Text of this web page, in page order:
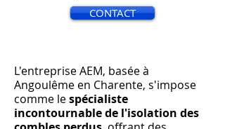
CONTACT
L'entreprise AEM, basée à
Angoulême en Charente, s'impose
comme lespécialiste
incontournable de l'isolation des